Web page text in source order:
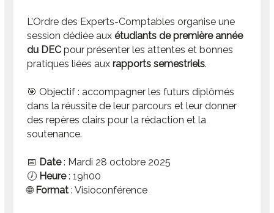
L’Ordre des Experts-Comptables organise une
session dédiée auxétudiants de première année
du DECpour présenter les attentes et bonnes
pratiques liées auxrapports semestriels.
🎯 Objectif : accompagner les futurs diplômés
dans la réussite de leur parcours et leur donner
des repères clairs pour la rédaction et la
soutenance.
📅 Date: Mardi 28 octobre 2025
🕖 Heure: 19h00
🌐 Format : Visioconférence